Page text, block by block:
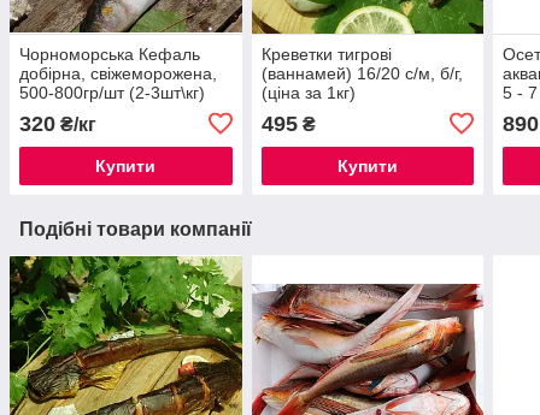
Чорноморська Кефаль
добірна, свіжеморожена,
500-800гр/шт (2-3шт\кг)
320 ₴/кг
Купити
Креветки тигрові
(ваннамей) 16/20 с/м, б/г,
(ціна за 1кг)
495₴
Купити
5 - 7
890
Подібні товари компанії